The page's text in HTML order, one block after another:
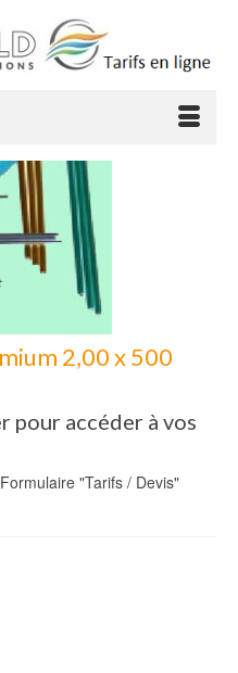
2,00 x 500
pour accéder à vos
"Tarifs / Devis"